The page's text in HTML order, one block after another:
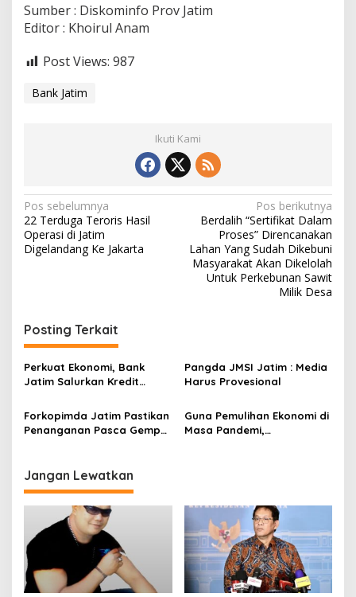
Sumber : Diskominfo Prov Jatim
Editor : Khoirul Anam
Post Views: 987
Bank Jatim
Ikuti Kami
N
a
v
a
s
i
p
o
s
Pos sebelumnya
22 Terduga Teroris Hasil
Operasi di Jatim
Digelandang Ke Jakarta
Pos berikutnya
Berdalih “Sertifikat Dalam
Proses” Direncanakan
Lahan Yang Sudah Dikebuni
Masyarakat Akan Dikelolah
Untuk Perkebunan Sawit
Milik Desa
Posting Terkait
Perkuat Ekonomi, Bank
Jatim Salurkan Kredit
Pangda JMSI Jatim : Media
Harus Provesional
Forkopimda Jatim Pastikan
Penanganan Pasca Gempa
Guna Pemulihan Ekonomi di
Masa Pandemi,
Jangan Lewatkan